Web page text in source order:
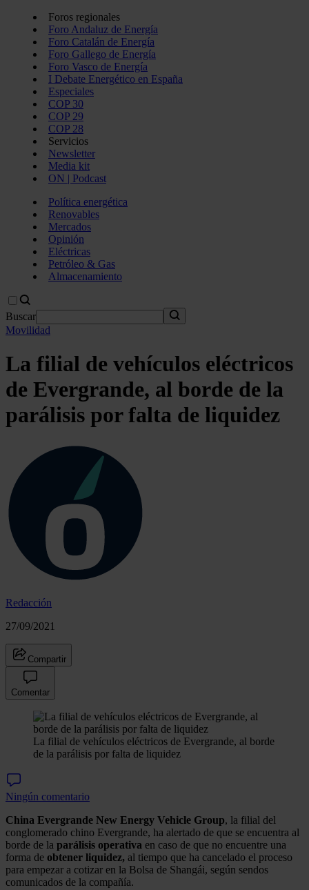
Foros regionales
Foro Andaluz de Energía
Foro Catalán de Energía
Foro Gallego de Energía
Foro Vasco de Energía
I Debate Energético en España
Especiales
COP 30
COP 29
COP 28
Servicios
Newsletter
Media kit
ON | Podcast
Política energética
Renovables
Mercados
Opinión
Eléctricas
Petróleo & Gas
Almacenamiento
Buscar
Movilidad
La filial de vehículos eléctricos
de Evergrande, al borde de la
parálisis por falta de liquidez
Redacción
27/09/2021
Compartir
Comentar
La filial de vehículos eléctricos de Evergrande, al borde
de la parálisis por falta de liquidez
Ningún comentario
China Evergrande New Energy Vehicle Group, la filial del
conglomerado chino Evergrande, ha alertado de que se encuentra al
borde de la parálisis operativa en caso de que no encuentre una
forma de obtener liquidez, al tiempo que ha cancelado el proceso
para empezar a cotizar en la Bolsa de Shangái, según sendos
comunicados de la compañía.